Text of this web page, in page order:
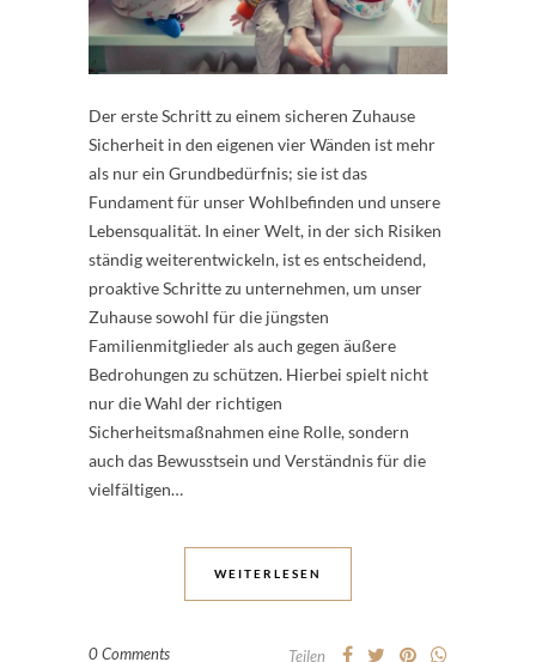
Der erste Schritt zu einem sicheren Zuhause
Sicherheit in den eigenen vier Wänden ist mehr
als nur ein Grundbedürfnis; sie ist das
Fundament für unser Wohlbefinden und unsere
Lebensqualität. In einer Welt, in der sich Risiken
ständig weiterentwickeln, ist es entscheidend,
proaktive Schritte zu unternehmen, um unser
Zuhause sowohl für die jüngsten
Familienmitglieder als auch gegen äußere
Bedrohungen zu schützen. Hierbei spielt nicht
nur die Wahl der richtigen
Sicherheitsmaßnahmen eine Rolle, sondern
auch das Bewusstsein und Verständnis für die
vielfältigen…
WEITERLESEN
0 Comments Teilen